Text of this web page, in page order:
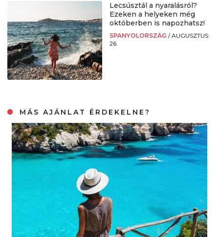
Lecsúsztál a nyaralásról?
Ezeken a helyeken még
októberben is napozhatsz!
SPANYOLORSZÁG /AUGUSZTUS
26.
MÁS AJÁNLAT ÉRDEKELNE?